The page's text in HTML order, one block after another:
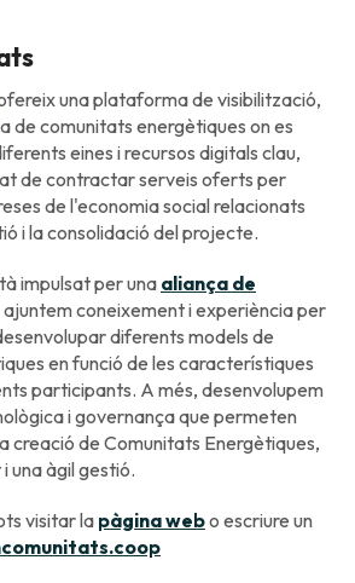
una plataforma de visibilització,
de comunitats energètiques on es
eines i recursos digitals clau,
de contractar serveis oferts per
de l'economia social relacionats
i la consolidació del projecte.
impulsat per una aliança de
ajuntem coneixement i experiència per
diferents models de
en funció de les característiques
participants. A més, desenvolupem
i governança que permeten
creació de Comunitats Energètiques,
una àgil gestió.
visitar la pàgina webo escriure un